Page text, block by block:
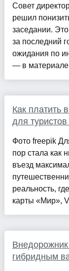
Совет
решил
заседании.
за последний
ожидания по
— в
Как платить
для
Фото freepik
пор стала как
въезд
реальность,
карты «Мир»,
гибридным